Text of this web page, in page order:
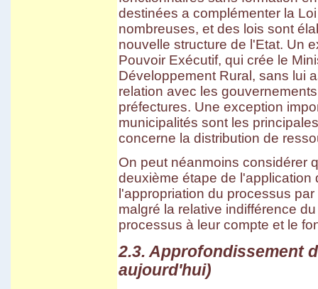
destinées a complémenter la
nombreuses, et des lois sont
nouvelle structure de l'Etat. Un
Pouvoir Exécutif, qui crée le
Développement Rural, sans lui
relation avec les
préfectures. Une exception
municipalités sont les
concerne la distribution de
On peut néanmoins considérer
deuxième étape de l'application
l'appropriation du processus
malgré la relative indifférence
processus à leur compte et le
2.3. Approfondissement
aujourd'hui)